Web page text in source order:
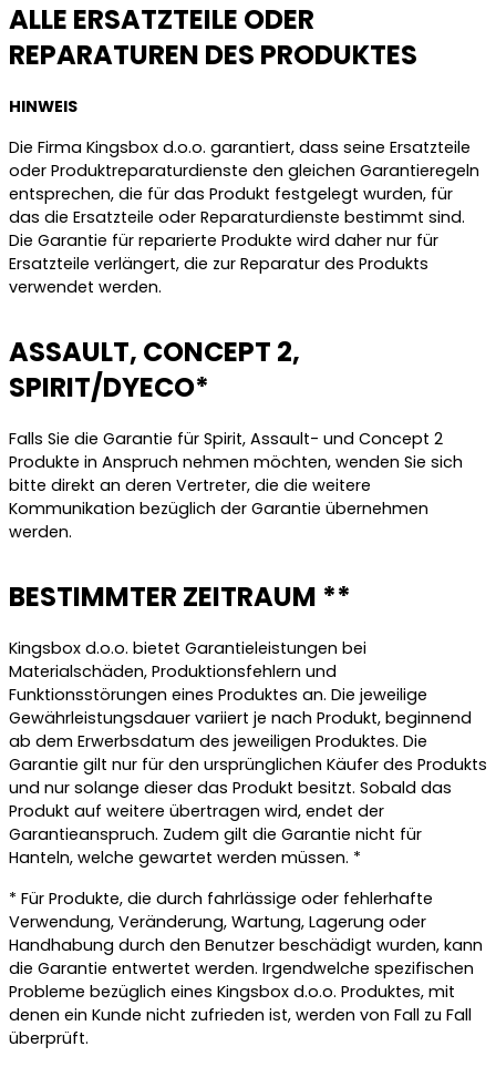
ALLE ERSATZTEILE ODER
REPARATUREN DES PRODUKTES
HINWEIS
Die Firma Kingsbox d.o.o. garantiert, dass seine Ersatzteile
oder Produktreparaturdienste den gleichen Garantieregeln
entsprechen, die für das Produkt festgelegt wurden, für
das die Ersatzteile oder Reparaturdienste bestimmt sind.
Die Garantie für reparierte Produkte wird daher nur für
Ersatzteile verlängert, die zur Reparatur des Produkts
verwendet werden.
ASSAULT, CONCEPT 2,
SPIRIT/DYECO*
Falls Sie die Garantie für Spirit, Assault- und Concept 2
Produkte in Anspruch nehmen möchten, wenden Sie sich
bitte direkt an deren Vertreter, die die weitere
Kommunikation bezüglich der Garantie übernehmen
werden.
BESTIMMTER ZEITRAUM **
Kingsbox d.o.o. bietet Garantieleistungen bei
Materialschäden, Produktionsfehlern und
Funktionsstörungen eines Produktes an. Die jeweilige
Gewährleistungsdauer variiert je nach Produkt, beginnend
ab dem Erwerbsdatum des jeweiligen Produktes. Die
Garantie gilt nur für den ursprünglichen Käufer des Produkts
und nur solange dieser das Produkt besitzt. Sobald das
Produkt auf weitere übertragen wird, endet der
Garantieanspruch. Zudem gilt die Garantie nicht für
Hanteln, welche gewartet werden müssen. *
* Für Produkte, die durch fahrlässige oder fehlerhafte
Verwendung, Veränderung, Wartung, Lagerung oder
Handhabung durch den Benutzer beschädigt wurden, kann
die Garantie entwertet werden. Irgendwelche spezifischen
Probleme bezüglich eines Kingsbox d.o.o. Produktes, mit
denen ein Kunde nicht zufrieden ist, werden von Fall zu Fall
überprüft.